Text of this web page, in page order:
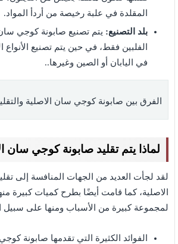
المقلدة في علبة رخيصة من أردأ المواد.
بلد التصنيع: يتم تصنيع صابونة كوجي سان
الفلبين فقط، في حين يتم تصنيع الأنواع
في اليابان أو الصين وغيرها..
الفرق بين صابونة كوجي سان الاصلية
لماذا يتم تقليد صابونة كوجي سان
لقد لجأت العديد من الجهات المنافسة إلى
الاصلية، كما قامت أيضًا بطرح كميات كبيرة
لمجموعة كبيرة من الأسباب ومنها على سبيل
الفوائد الكثيرة التي تقدمها صابونة